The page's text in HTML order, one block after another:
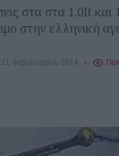
στα στα 1.0lt και
στην ελληνική
21 Φεβρουαρίου 2014